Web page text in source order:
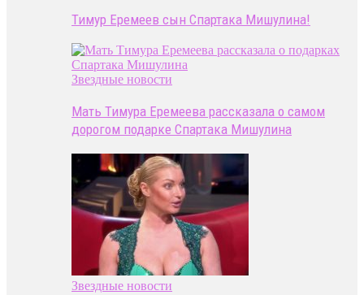
Тимур Еремеев сын Спартака Мишулина!
Звездные новости
Мать Тимура Еремеева рассказала о самом
дорогом подарке Спартака Мишулина
Звездные новости